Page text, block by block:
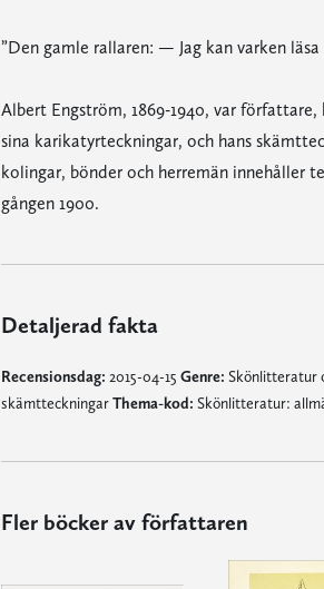
”Den gamle rallaren: — Jag kan varken
Albert Engström, 1869-1940, var
sina karikatyrteckningar, och hans
kolingar, bönder och herremän innehåller
gången 1900.
Detaljerad fakta
Recensionsdag: 2015-04-15 Genre: Skönlitteratur
skämtteckningarThema-kod: Skönlitteratur:
Fler böcker av författaren